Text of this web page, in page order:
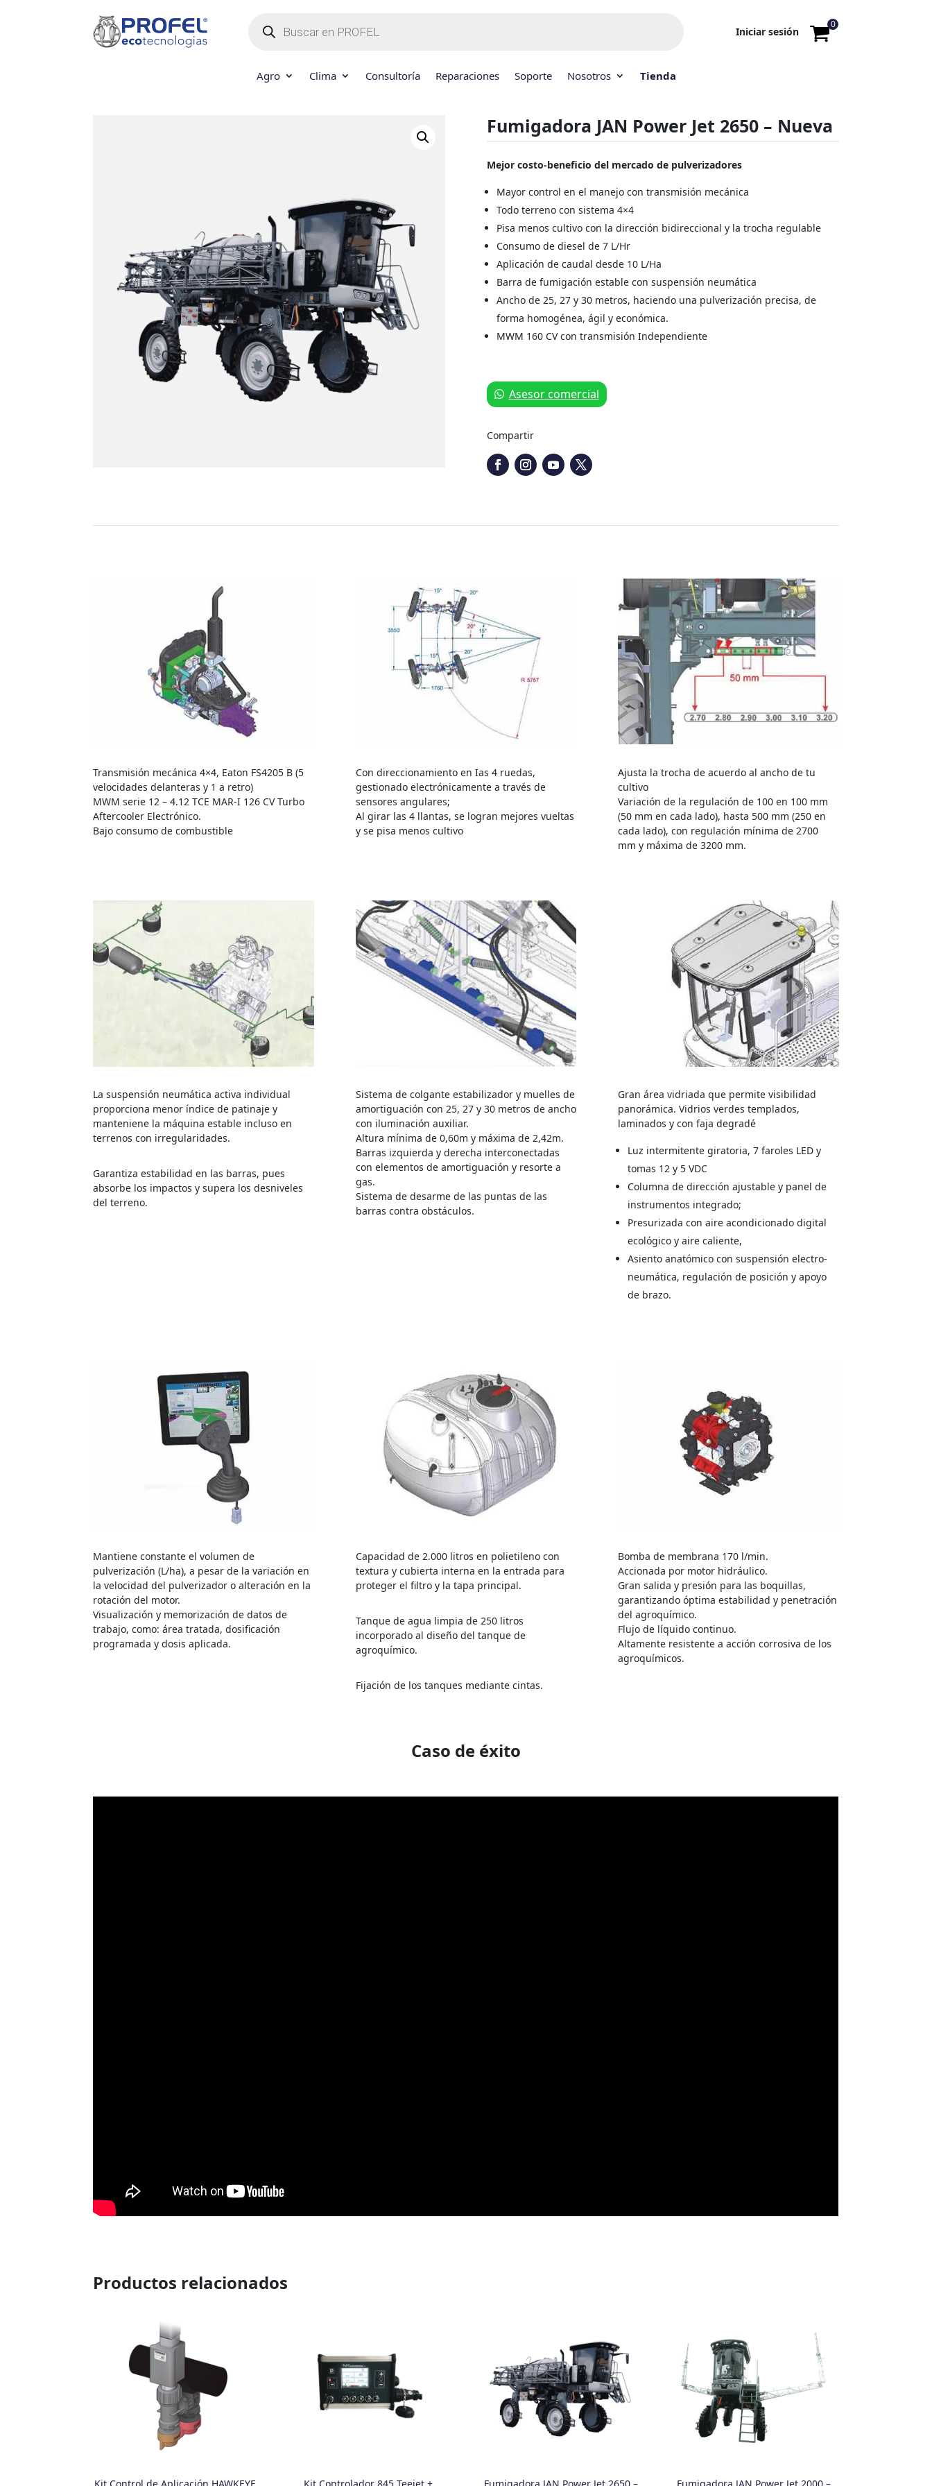
productos Iniciar sesión
0
Agro Clima Consultoría Reparaciones Soporte Nosotros Tienda
Fumigadora JAN Power Jet 2650 – Nueva
Mejor costo-beneficio del mercado de pulverizadores
Mayor control en el manejo con transmisión mecánica
Todo terreno con sistema 4×4
Pisa menos cultivo con la dirección bidireccional y la trocha regulable
Consumo de diesel de 7 L/Hr
Aplicación de caudal desde 10 L/Ha
Barra de fumigación estable con suspensión neumática
Ancho de 25, 27 y 30 metros, haciendo una pulverización precisa, de
forma homogénea, ágil y económica.
MWM 160 CV con transmisión Independiente
Asesor comercial
Compartir
Transmisión mecánica 4×4, Eaton FS4205 B (5
velocidades delanteras y 1 a retro)
MWM serie 12 – 4.12 TCE MAR-I 126 CV Turbo
Aftercooler Electrónico.
Bajo consumo de combustible
Con direccionamiento en Ias 4 ruedas,
gestionado electrónicamente a través de
sensores angulares;
Al girar las 4 llantas, se logran mejores vueltas
y se pisa menos cultivo
Ajusta la trocha de acuerdo al ancho de tu
cultivo
Variación de la regulación de 100 en 100 mm
(50 mm en cada lado), hasta 500 mm (250 en
cada lado), con regulación mínima de 2700
mm y máxima de 3200 mm.
La suspensión neumática activa individual
proporciona menor índice de patinaje y
manteniene la máquina estable incluso en
terrenos con irregularidades.
Garantiza estabilidad en las barras, pues
absorbe los impactos y supera los desniveles
del terreno.
Sistema de colgante estabilizador y muelles de
amortiguación con 25, 27 y 30 metros de ancho
con iluminación auxiliar.
Altura mínima de 0,60m y máxima de 2,42m.
Barras izquierda y derecha interconectadas
con elementos de amortiguación y resorte a
gas.
Sistema de desarme de las puntas de las
barras contra obstáculos.
Gran área vidriada que permite visibilidad
panorámica. Vidrios verdes templados,
laminados y con faja degradé
Luz intermitente giratoria, 7 faroles LED y
tomas 12 y 5 VDC
Columna de dirección ajustable y panel de
instrumentos integrado;
Presurizada con aire acondicionado digital
ecológico y aire caliente,
Asiento anatómico con suspensión electro-
neumática, regulación de posición y apoyo
de brazo.
Mantiene constante el volumen de
pulverización (L/ha), a pesar de la variación en
la velocidad del pulverizador o alteración en la
rotación del motor.
Visualización y memorización de datos de
trabajo, como: área tratada, dosificación
programada y dosis aplicada.
Capacidad de 2.000 litros en polietileno con
textura y cubierta interna en la entrada para
proteger el filtro y la tapa principal.
Tanque de agua limpia de 250 litros
incorporado al diseño del tanque de
agroquímico.
Fijación de los tanques mediante cintas.
Bomba de membrana 170 l/min.
Accionada por motor hidráulico.
Gran salida y presión para las boquillas,
garantizando óptima estabilidad y penetración
del agroquímico.
Flujo de líquido continuo.
Altamente resistente a acción corrosiva de los
agroquímicos.
Caso de éxito
Productos relacionados
Kit Control de Aplicación HAWKEYE Kit Controlador 845 Teejet + Fumigadora JAN Power Jet 2650 – Fumigadora JAN Power Jet 2000 –